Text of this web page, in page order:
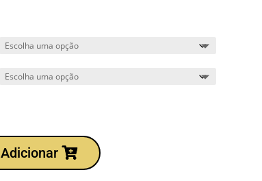
Adicionar